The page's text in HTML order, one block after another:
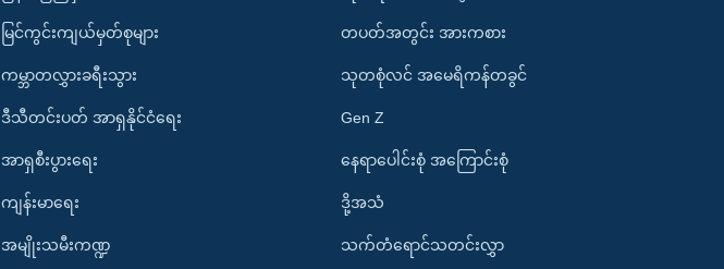
မြင်ကွင်းကျယ်မှတ်စုများ
ကမ္ဘာတလွှားခရီးသွား
ဒီသီတင်းပတ် အာရှနိုင်ငံရေး
အာရှစီးပွားရေး
ကျန်းမာရေး
အမျိုးသမီးကဏ္ဍ
တပတ်အတွင်း အားကစား
သုတစုံလင် အမေရိကန်တခွင်
Gen Z
နေရာပေါင်းစုံ အကြောင်းစုံ
ဒို့အသံ
သက်တံရောင်သတင်းလွှာ